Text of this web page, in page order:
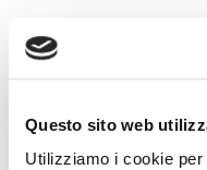
Questo sito web
Utilizziamo i cookie
e-Mail*